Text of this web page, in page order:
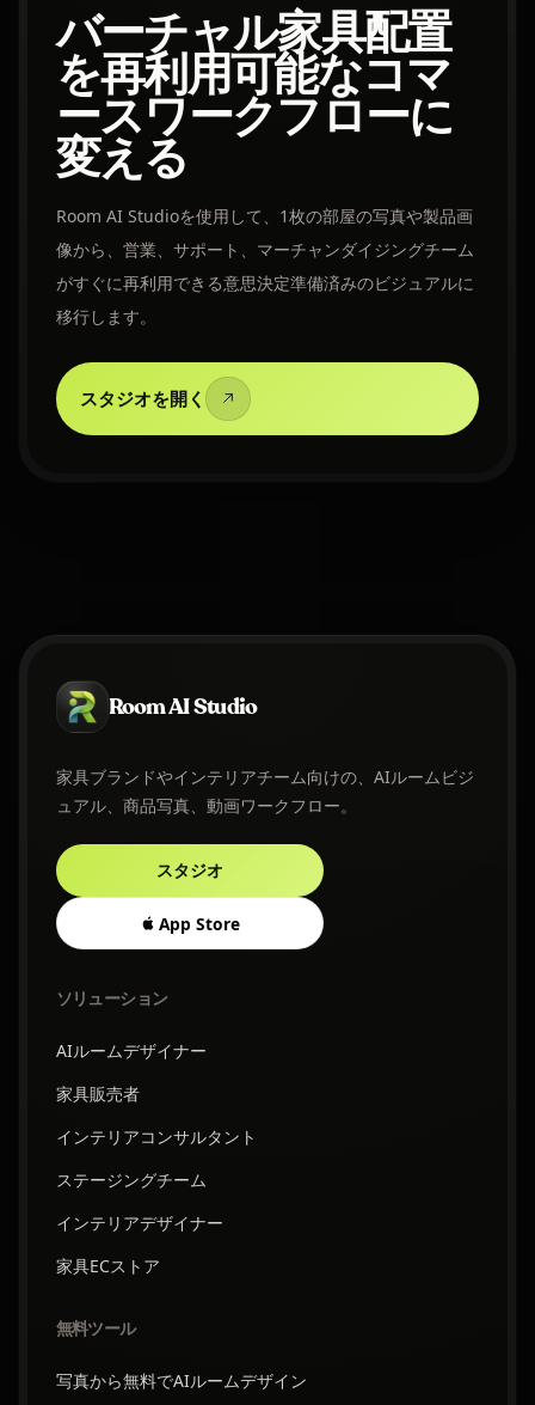
バーチャル家具配置
を再利用可能なコマ
ースワークフローに
変える
Room AI Studioを使用して、1枚の部屋の写真や製品画
像から、営業、サポート、マーチャンダイジングチーム
がすぐに再利用できる意思決定準備済みのビジュアルに
移行します。
スタジオを開く
Room AI Studio
家具ブランドやインテリアチーム向けの、AIルームビジ
ュアル、商品写真、動画ワークフロー。
スタジオ
App Store
ソリューション
AIルームデザイナー
家具販売者
インテリアコンサルタント
ステージングチーム
インテリアデザイナー
家具ECストア
無料ツール
写真から無料でAIルームデザイン